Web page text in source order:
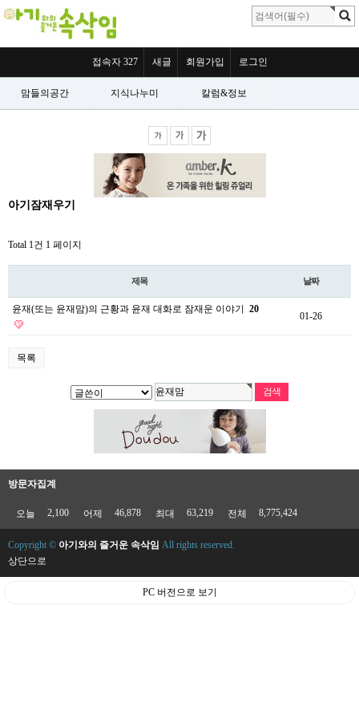
접속자 327 새글 회원가입 로그인
맘들의공간 지식나누미 칼럼&정보
아기잠재우기
Total 1건 1 페이지
제목 날짜
윤재(또는 윤재맘)의 근황과 윤재 대화로 잠재운 이야기 20
01-26
목록
방문자집계
오늘 2,100 어제 46,878 최대 63,219 전체 8,775,424
Copyright © 아기와의 즐거운 속삭임 All rights reserved.
상단으로
PC 버전으로 보기